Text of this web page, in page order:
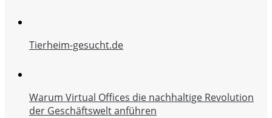
Tierheim-gesucht.de
Warum Virtual Offices die nachhaltige Revolution
der Geschäftswelt anführen